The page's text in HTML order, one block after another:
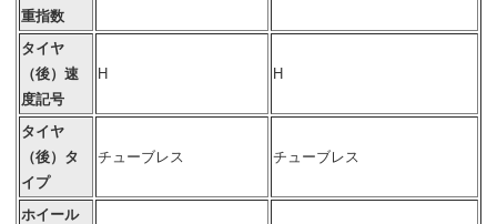
重指数
タイヤ
（後）速
度記号
H H
タイヤ
（後）タ
イプ
チューブレス チューブレス
ホイール